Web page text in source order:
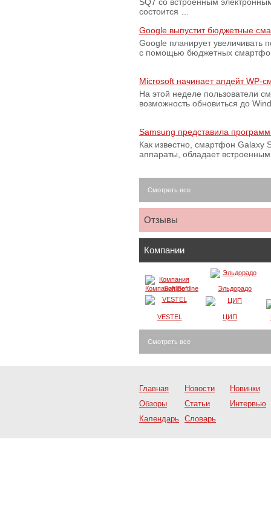
состоится …
Google выпустит бюджетные
Google планирует увеличивать
с помощью бюджетных
Microsoft начинает апдейт WP-
На этой неделе пользователи
возможность обновиться до
Samsung представила
Как известно, смартфон Galaxy
аппараты, обладает
Смотреть все
Отзывы
Компании
Компания Softline Эльдорадо
VESTEL ЦИП
Смотреть все
Главная Новости
Новинки
Обзоры
Статьи
Интервью
Календарь Словарь